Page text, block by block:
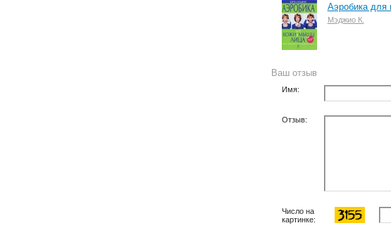
Аэробика
Мэджио К.
Ваш отзыв
Имя:
Отзыв:
Число на
картинке: